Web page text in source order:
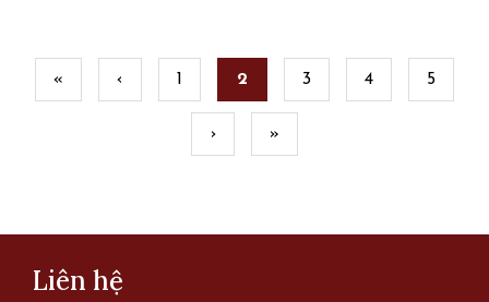
Pages
« ‹ 1 2 3 4 5
› »
Liên hệ